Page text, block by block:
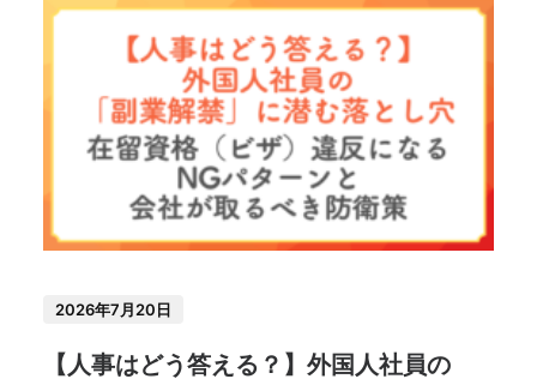
2026年7月20日
【人事はどう答える？】外国人社員の